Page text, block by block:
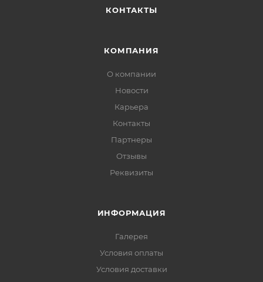
КОНТАКТЫ
КОМПАНИЯ
О компании
Новости
Карьера
Контакты
Партнеры
Отзывы
Реквизиты
ИНФОРМАЦИЯ
Галерея
Условия оплаты
Условия доставки